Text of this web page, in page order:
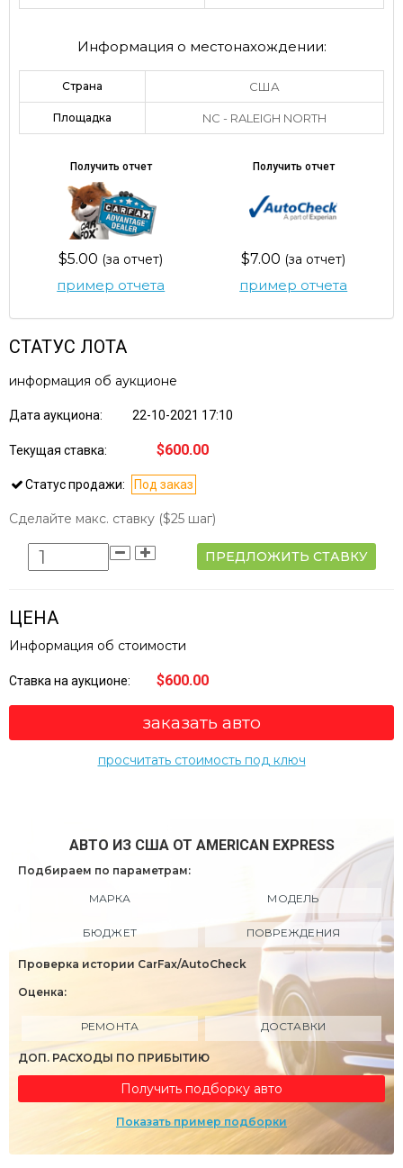
Информация о местонахождении:
Страна США
Площадка NC - RALEIGH NORTH
Получить отчет
$5.00 (за отчет)
пример отчета
Получить отчет
$7.00 (за отчет)
пример отчета
СТАТУС ЛОТА
информация об аукционе
Дата аукциона: 22-10-2021 17:10
Текущая ставка: $600.00
Статус продажи: Под заказ
Сделайте макс. ставку ($25 шаг)
ПРЕДЛОЖИТЬ СТАВКУ
ЦЕНА
Информация об стоимости
Ставка на аукционе: $600.00
заказать авто
просчитать стоимость под ключ
АВТО ИЗ США ОТ AMERICAN EXPRESS
Подбираем по параметрам:
МАРКА МОДЕЛЬ
БЮДЖЕТ ПОВРЕЖДЕНИЯ
Проверка истории CarFax/AutoCheck
Оценка:
РЕМОНТА ДОСТАВКИ
ДОП. РАСХОДЫ ПО ПРИБЫТИЮ
Получить подборку авто
Показать пример подборки